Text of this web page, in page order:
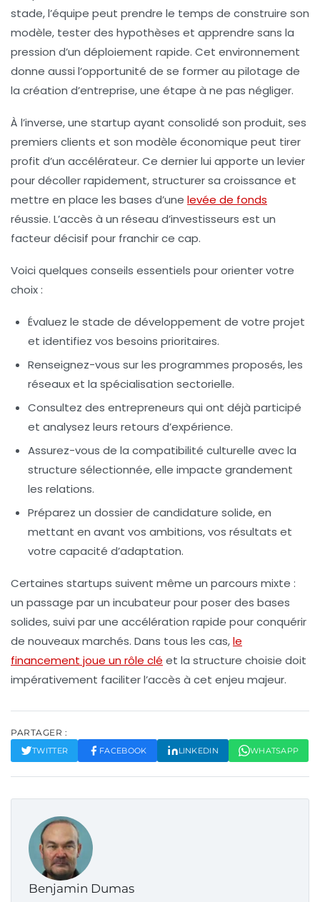
stade, l’équipe peut prendre le temps de construire son
modèle, tester des hypothèses et apprendre sans la
pression d’un déploiement rapide. Cet environnement
donne aussi l’opportunité de se former au pilotage de
la création d’entreprise, une étape à ne pas négliger.
À l’inverse, une startup ayant consolidé son produit, ses
premiers clients et son modèle économique peut tirer
profit d’un accélérateur. Ce dernier lui apporte un levier
pour décoller rapidement, structurer sa croissance et
mettre en place les bases d’une levée de fonds
réussie. L’accès à un réseau d’investisseurs est un
facteur décisif pour franchir ce cap.
Voici quelques conseils essentiels pour orienter votre
choix :
Évaluez le stade de développement de votre projet
et identifiez vos besoins prioritaires.
Renseignez-vous sur les programmes proposés, les
réseaux et la spécialisation sectorielle.
Consultez des entrepreneurs qui ont déjà participé
et analysez leurs retours d’expérience.
Assurez-vous de la compatibilité culturelle avec la
structure sélectionnée, elle impacte grandement
les relations.
Préparez un dossier de candidature solide, en
mettant en avant vos ambitions, vos résultats et
votre capacité d’adaptation.
Certaines startups suivent même un parcours mixte :
un passage par un incubateur pour poser des bases
solides, suivi par une accélération rapide pour conquérir
de nouveaux marchés. Dans tous les cas,le
financement joue un rôle clé et la structure choisie doit
impérativement faciliter l’accès à cet enjeu majeur.
PARTAGER :
TWITTER FACEBOOK LINKEDIN WHATSAPP
Benjamin Dumas